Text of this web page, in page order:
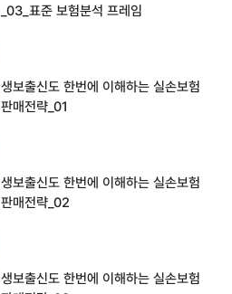
_03_표준 보험분석 프레임
생보출신도 한번에 이해하는 실손보험
판매전략_01
생보출신도 한번에 이해하는 실손보험
판매전략_02
생보출신도 한번에 이해하는 실손보험